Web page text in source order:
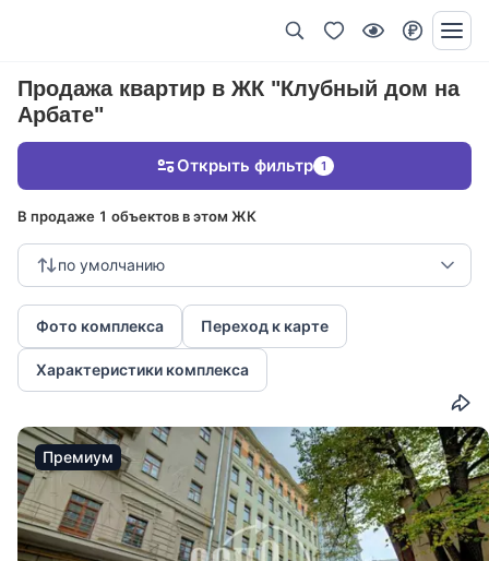
Продажа квартир в ЖК "Клубный дом на
Арбате"
В продаже 1 объектов в этом ЖК
по умолчанию
Фото комплекса Переход к карте
Характеристики комплекса
Открыть фильтр 1
Премиум